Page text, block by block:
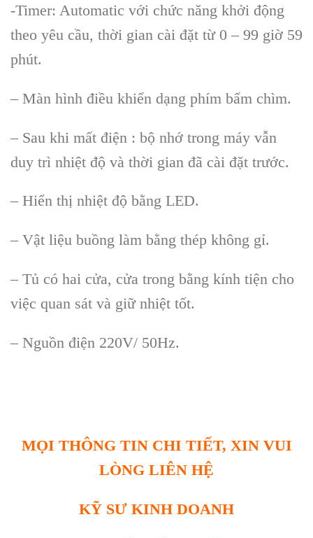
-Timer: Automatic với chức năng khởi động
theo yêu cầu, thời gian cài đặt từ 0 – 99 giờ 59
phút.
– Màn hình điều khiển dạng phím bấm chìm.
– Sau khi mất điện : bộ nhớ trong máy vẫn
duy trì nhiệt độ và thời gian đã cài đặt trước.
– Hiển thị nhiệt độ bằng LED.
– Vật liệu buồng làm bằng thép không gỉ.
– Tủ có hai cửa, cửa trong bằng kính tiện cho
việc quan sát và giữ nhiệt tốt.
– Nguồn điện 220V/ 50Hz.
MỌI THÔNG TIN CHI TIẾT, XIN VUI
LÒNG LIÊN HỆ
KỸ SƯ KINH DOANH